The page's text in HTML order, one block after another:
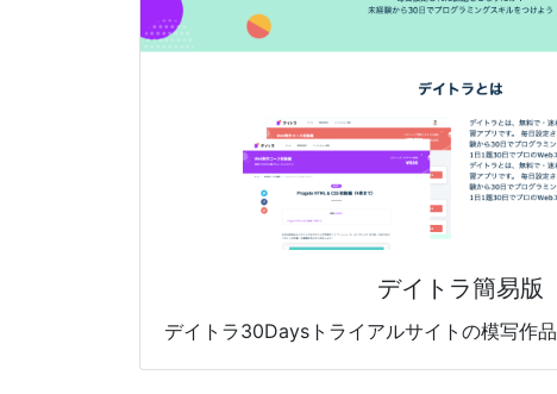
デイトラ簡易版
デイトラ30Daysトライアルサイトの模写作品